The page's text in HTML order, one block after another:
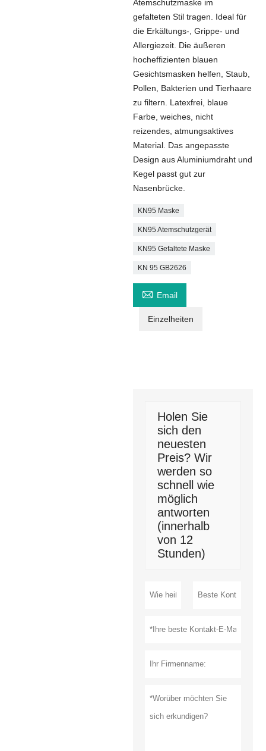
Atemschutzmaske im
gefalteten Stil tragen. Ideal für
die Erkältungs-, Grippe- und
Allergiezeit. Die äußeren
hocheffizienten blauen
Gesichtsmasken helfen, Staub,
Pollen, Bakterien und Tierhaare
zu filtern. Latexfrei, blaue
Farbe, weiches, nicht
reizendes, atmungsaktives
Material. Das angepasste
Design aus Aluminiumdraht und
Kegel passt gut zur
Nasenbrücke.
KN95 Maske
KN95 Atemschutzgerät
KN95 Gefaltete Maske
KN 95 GB2626
 Email
Einzelheiten
Holen Sie
sich den
neuesten
Preis? Wir
werden so
schnell wie
möglich
antworten
(innerhalb
von 12
Stunden)